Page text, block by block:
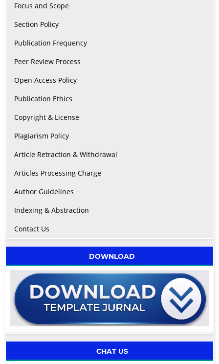
Focus and Scope
Section Policy
Publication Frequency
Peer Review Process
Open Access Policy
Publication Ethics
Copyright & License
Plagiarism Policy
Article Retraction & Withdrawal
Articles Processing Charge
Author Guidelines
Indexing & Abstraction
Contact Us
DOWNLOAD
CHAT US